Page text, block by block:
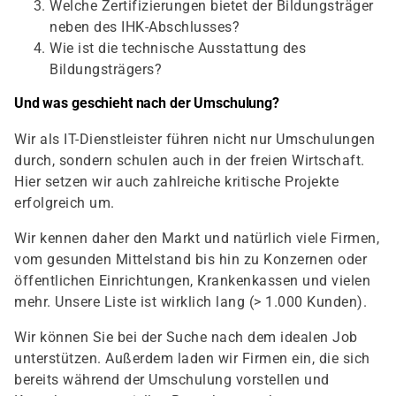
Welche Zertifizierungen bietet der Bildungsträger
neben des IHK-Abschlusses?
Wie ist die technische Ausstattung des
Bildungsträgers?
Und was geschieht nach der Umschulung?
Wir als IT-Dienstleister führen nicht nur Umschulungen
durch, sondern schulen auch in der freien Wirtschaft.
Hier setzen wir auch zahlreiche kritische Projekte
erfolgreich um.
Wir kennen daher den Markt und natürlich viele Firmen,
vom gesunden Mittelstand bis hin zu Konzernen oder
öffentlichen Einrichtungen, Krankenkassen und vielen
mehr. Unsere Liste ist wirklich lang (> 1.000 Kunden).
Wir können Sie bei der Suche nach dem idealen Job
unterstützen. Außerdem laden wir Firmen ein, die sich
bereits während der Umschulung vorstellen und